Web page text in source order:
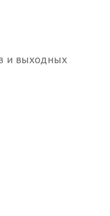
и выходных